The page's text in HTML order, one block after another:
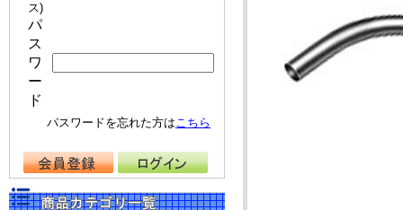
ス)
パ
ス
ワ
ー
ド
パスワードを忘れた方はこちら